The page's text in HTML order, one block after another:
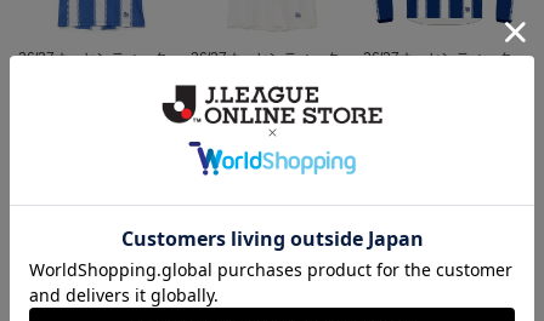
26/27オーセンティックユ 26/27オーセンティックユ
d）
18,700円～23,760円
26/27オーセンティックユ
山形
チームマスコット「ディーオ」グッズは、サポータ